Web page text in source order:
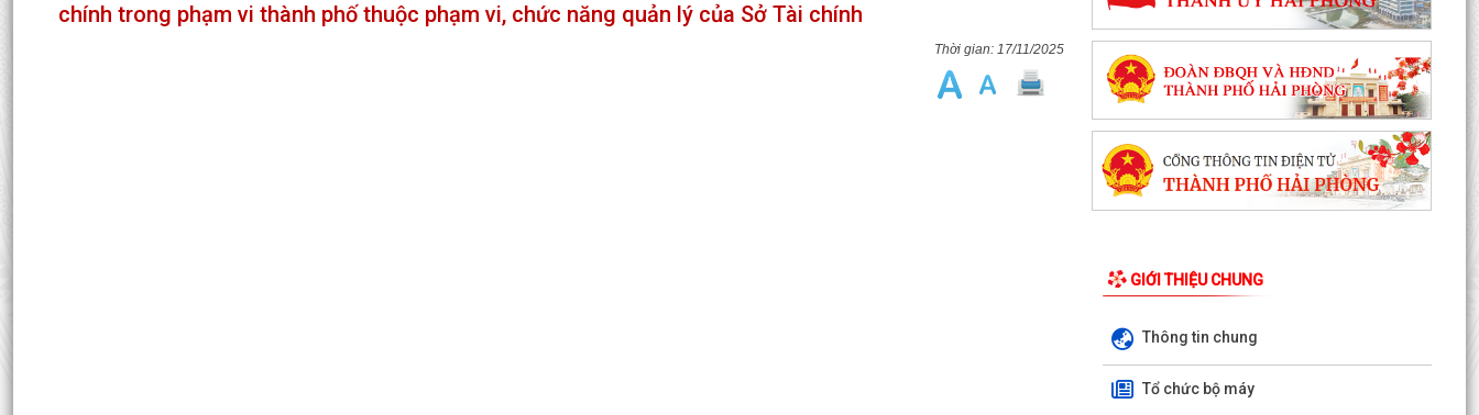
chính trong phạm vi thành phố thuộc phạm vi, chức năng quản lý của Sở Tài chính
17/11/2025
GIỚI THIỆU CHUNG
Thông tin chung
Tổ chức bộ máy